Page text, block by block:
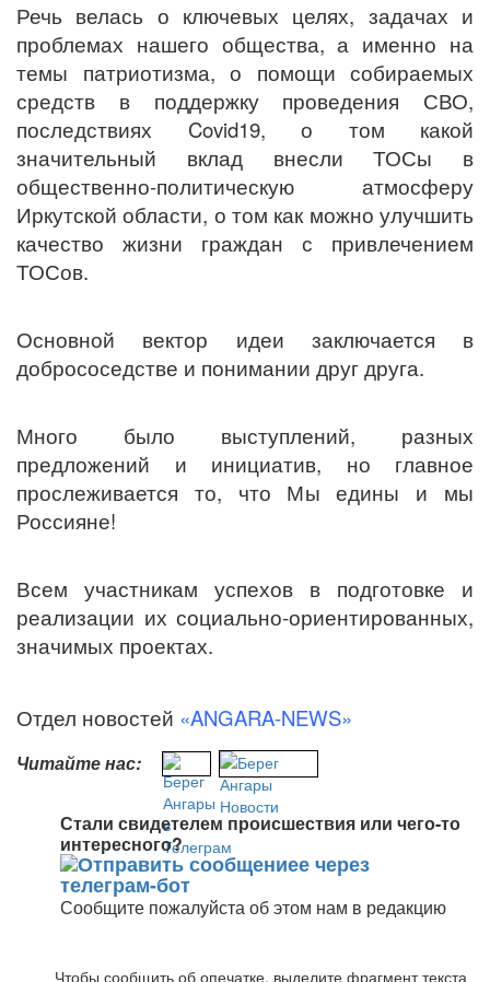
Речь велась о ключевых целях, задачах и
проблемах нашего общества, а именно на
темы патриотизма, о помощи собираемых
средств в поддержку проведения СВО,
последствиях Covid19, о том какой
значительный вклад внесли ТОСы в
общественно-политическую атмосферу
Иркутской области, о том как можно улучшить
качество жизни граждан с привлечением
ТОСов.
Основной вектор идеи заключается в
добрососедстве и понимании друг друга.
Много было выступлений, разных
предложений и инициатив, но главное
прослеживается то, что Мы едины и мы
Россияне!
Всем участникам успехов в подготовке и
реализации их социально-ориентированных,
значимых проектах.
Отдел новостей «ANGARA-NEWS»
Читайте нас:
Стали свидетелем происшествия или чего-то
интересного?
Сообщите пожалуйста об этом нам в редакцию
Чтобы сообщить об опечатке, выделите фрагмент текста